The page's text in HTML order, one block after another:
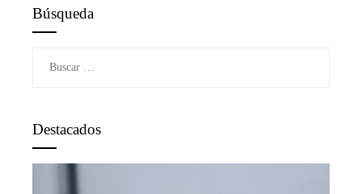
Búsqueda
Destacados